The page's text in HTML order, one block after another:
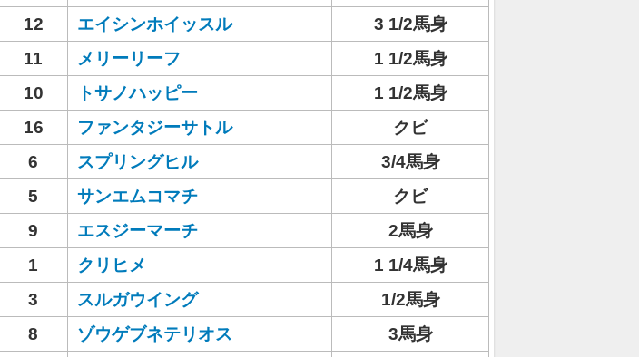
12 エイシンホイッスル
3 1/2馬身
11 メリーリーフ
1 1/2馬身
10 トサノハッピー
1 1/2馬身
16 ファンタジーサトル
クビ
6 スプリングヒル
3/4馬身
5 サンエムコマチ
クビ
9 エスジーマーチ
2馬身
1 クリヒメ
1 1/4馬身
3 スルガウイング
1/2馬身
8 ゾウゲブネテリオス
3馬身